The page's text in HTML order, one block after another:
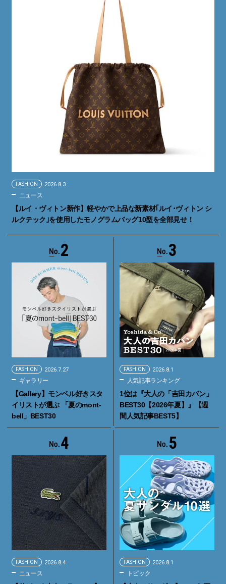
FASHION 2026.8.3
ニュース
【ルイ・ヴィトン新作】軽やかで上品な新素材｢ルイ･ヴィトン シ
ルクテック｣を使用したモノグラムバッグ10型を全部見せ！
2
FASHION 2026.7.27
ギャラリー
【Gallery】モンベル好きスタ
イリストが選ぶ 「夏のmont-
bell」BEST30
3
FASHION 2026.8.1
人気記事ランキング
1位は『大人の「吉田カバン」
BEST30【2026年夏】』【週
間人気記事BEST5】
4
FASHION 2026.8.4
ニュース
5
FASHION 2026.8.1
トピック